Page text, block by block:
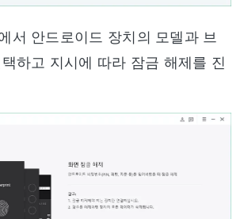
서 안드로이드 장치의 모델과 브
하고 지시에 따라 잠금 해제를 진